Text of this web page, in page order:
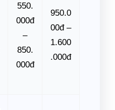
550.
000đ
–
850.
000đ
950.0
00đ –
1.600
.000đ